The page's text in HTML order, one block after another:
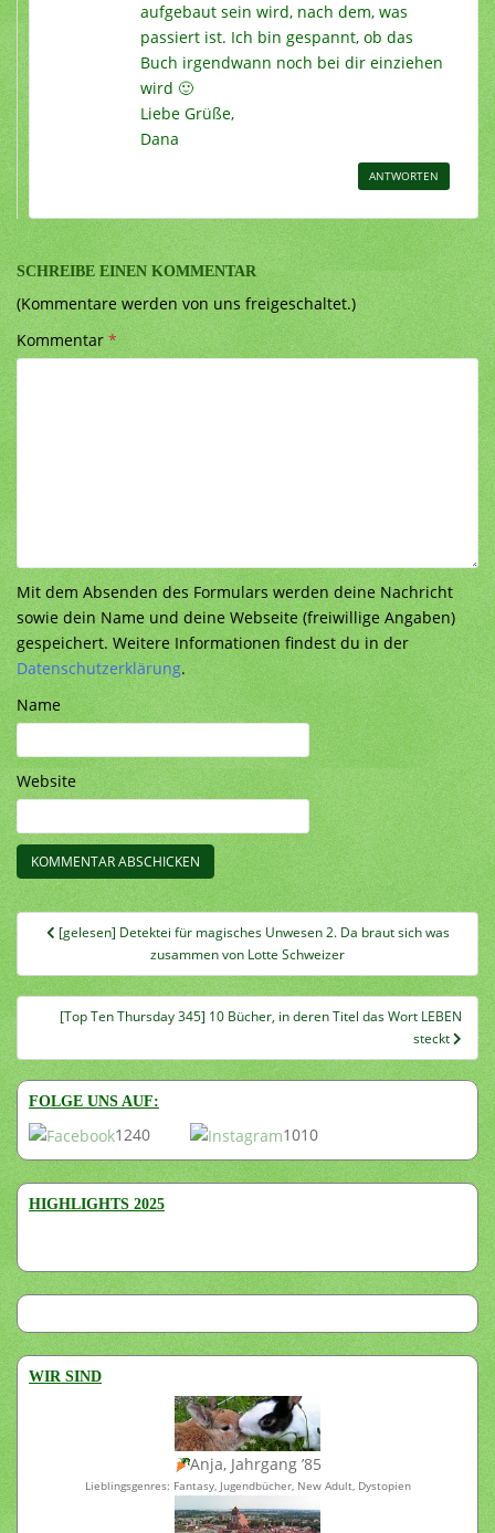
aufgebaut sein wird, nach dem, was
passiert ist. Ich bin gespannt, ob das
Buch irgendwann noch bei dir einziehen
wird 🙂
Liebe Grüße,
Dana
ANTWORTEN
SCHREIBE EINEN KOMMENTAR
(Kommentare werden von uns freigeschaltet.)
Kommentar*
Mit dem Absenden des Formulars werden deine Nachricht
sowie dein Name und deine Webseite (freiwillige Angaben)
gespeichert. Weitere Informationen findest du in der
Datenschutzerklärung.
Name
Website
Beitragsnavigation
[gelesen] Detektei für magisches Unwesen 2. Da braut sich was
zusammen von Lotte Schweizer
[Top Ten Thursday 345] 10 Bücher, in deren Titel das Wort LEBEN
steckt
FOLGE UNS AUF:
1240 1010
HIGHLIGHTS 2025
WIR SIND
Anja, Jahrgang ’85
Lieblingsgenres: Fantasy, Jugendbücher, New Adult, Dystopien